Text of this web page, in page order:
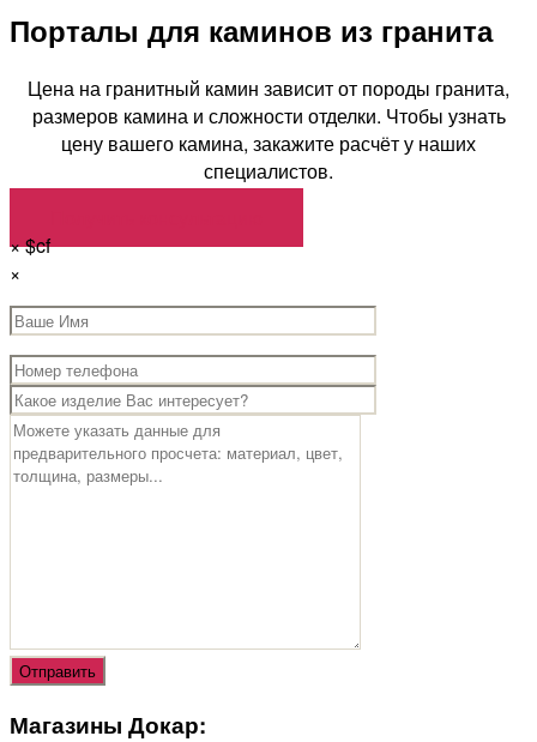
Порталы для каминов из гранита
Цена на гранитный камин зависит от породы гранита,
размеров камина и сложности отделки. Чтобы узнать
цену вашего камина, закажите расчёт у наших
специалистов.
×$cf
×
Магазины Докар: